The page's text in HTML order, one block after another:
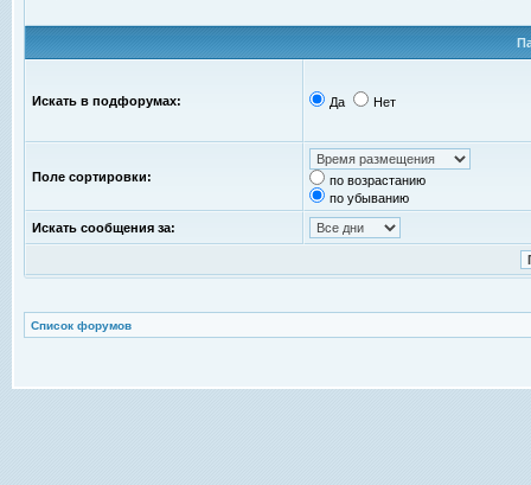
Искать в подфорумах: Да Нет
Поле сортировки:
по возрастанию
по убыванию
Искать сообщения за:
Список форумов